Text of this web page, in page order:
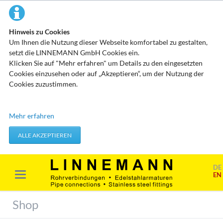
Hinweis zu Cookies
Um Ihnen die Nutzung dieser Webseite komfortabel zu gestalten,
setzt die LINNEMANN GmbH Cookies ein.
Klicken Sie auf "Mehr erfahren" um Details zu den eingesetzten
Cookies einzusehen oder auf „Akzeptieren“, um der Nutzung der
Cookies zuzustimmen.
Technisch erforderliche Cookies
werden verwendet um von Ihnen getätigte Aktionen, wie etwa das
Festlegen Ihrer Datenschutzeinstellungen zu übernehmen.
Erforderliche Cookies akzeptieren
Marketing & Analyse
ausgewertet werden. Das geschieht vor allem mit Cookies und mit
sogenannten Analyseprogrammen. Die Analyse Ihres Surf-
Mehr erfahren
ALLE AKZEPTIEREN
DE
EN
Shop